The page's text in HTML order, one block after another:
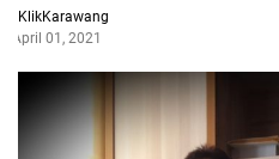
KlikKarawang
April 01, 2021